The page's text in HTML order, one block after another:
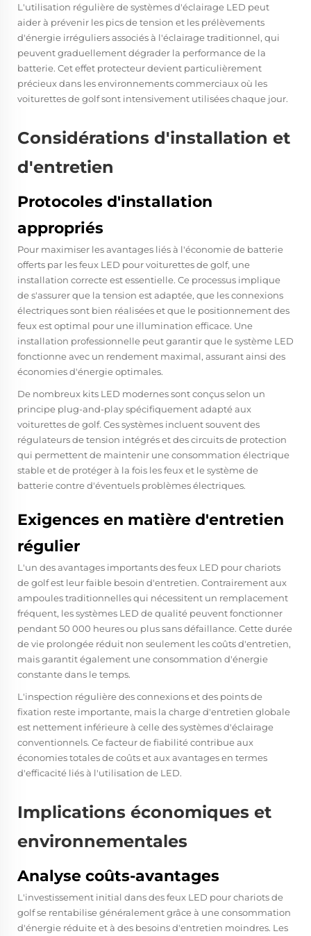
L'utilisation régulière de systèmes d'éclairage LED peut
aider à prévenir les pics de tension et les prélèvements
d'énergie irréguliers associés à l'éclairage traditionnel, qui
peuvent graduellement dégrader la performance de la
batterie. Cet effet protecteur devient particulièrement
précieux dans les environnements commerciaux où les
voiturettes de golf sont intensivement utilisées chaque jour.
Considérations d'installation et
d'entretien
Protocoles d'installation
appropriés
Pour maximiser les avantages liés à l'économie de batterie
offerts par les feux LED pour voiturettes de golf, une
installation correcte est essentielle. Ce processus implique
de s'assurer que la tension est adaptée, que les connexions
électriques sont bien réalisées et que le positionnement des
feux est optimal pour une illumination efficace. Une
installation professionnelle peut garantir que le système LED
fonctionne avec un rendement maximal, assurant ainsi des
économies d'énergie optimales.
De nombreux kits LED modernes sont conçus selon un
principe plug-and-play spécifiquement adapté aux
voiturettes de golf. Ces systèmes incluent souvent des
régulateurs de tension intégrés et des circuits de protection
qui permettent de maintenir une consommation électrique
stable et de protéger à la fois les feux et le système de
batterie contre d'éventuels problèmes électriques.
Exigences en matière d'entretien
régulier
L'un des avantages importants des feux LED pour chariots
de golf est leur faible besoin d'entretien. Contrairement aux
ampoules traditionnelles qui nécessitent un remplacement
fréquent, les systèmes LED de qualité peuvent fonctionner
pendant 50 000 heures ou plus sans défaillance. Cette durée
de vie prolongée réduit non seulement les coûts d'entretien,
mais garantit également une consommation d'énergie
constante dans le temps.
L'inspection régulière des connexions et des points de
fixation reste importante, mais la charge d'entretien globale
est nettement inférieure à celle des systèmes d'éclairage
conventionnels. Ce facteur de fiabilité contribue aux
économies totales de coûts et aux avantages en termes
d'efficacité liés à l'utilisation de LED.
Implications économiques et
environnementales
Analyse coûts-avantages
L'investissement initial dans des feux LED pour chariots de
golf se rentabilise généralement grâce à une consommation
d'énergie réduite et à des besoins d'entretien moindres. Les